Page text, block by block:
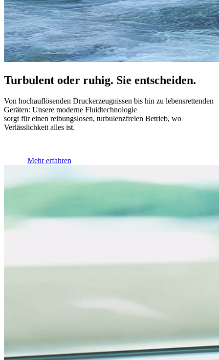
Turbulent oder ruhig. Sie entscheiden.
Von hochauflösenden Druckerzeugnissen bis hin zu lebensrettenden
Geräten: Unsere moderne Fluidtechnologie
sorgt für einen reibungslosen, turbulenzfreien Betrieb, wo
Verlässlichkeit alles ist.
Mehr erfahren